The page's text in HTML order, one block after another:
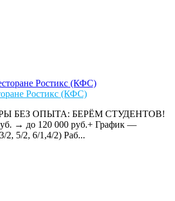
Ростикс (КФС)
БЕЗ ОПЫТА: БЕРЁМ СТУДЕНТОВ!
→ до 120 000 руб.+ График —
2, 5/2, 6/1,4/2) Раб...